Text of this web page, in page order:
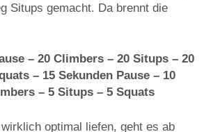
Situps gemacht. Da brennt die
– 20 Climbers – 20 Situps – 20
– 15 Sekunden Pause – 10
– 5 Situps – 5 Squats
optimal liefen, geht es ab